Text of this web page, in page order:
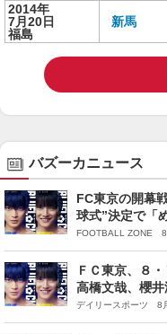
2014年
7月20日
福島
新馬
バズーカニュース
FC東京の開幕
球式”決定で「
FOOTBALL ZONE
ＦＣ東京、８
高橋文哉、櫻
り上げたいと
デイリースポーツ 8